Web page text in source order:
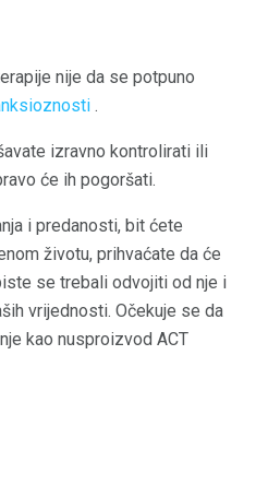
nije da se potpuno
.
izravno kontrolirati ili
će ih pogoršati.
i predanosti, bit ćete
životu, prihvaćate da će
se trebali odvojiti od nje i
vrijednosti. Očekuje se da
kao nusproizvod ACT